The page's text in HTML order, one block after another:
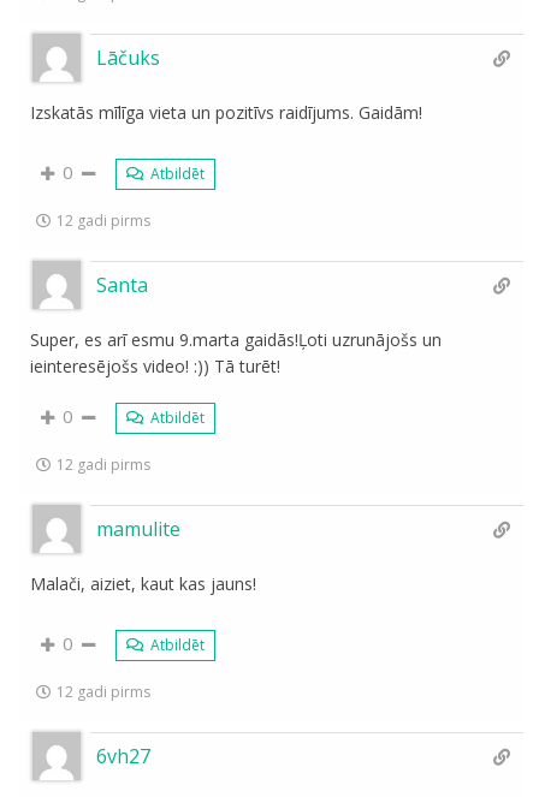
Lāčuks
Izskatās mīlīga vieta un pozitīvs raidījums. Gaidām!
0 Atbildēt
12 gadi pirms
Santa
Super, es arī esmu 9.marta gaidās!Ļoti uzrunājošs un
ieinteresējošs video! :)) Tā turēt!
0 Atbildēt
12 gadi pirms
mamulite
Malači, aiziet, kaut kas jauns!
0 Atbildēt
12 gadi pirms
6vh27